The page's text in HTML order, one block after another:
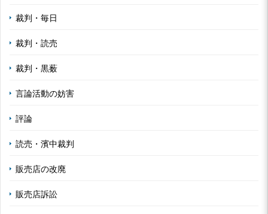
裁判・毎日
裁判・読売
裁判・黒薮
言論活動の妨害
評論
読売・濱中裁判
販売店の改廃
販売店訴訟